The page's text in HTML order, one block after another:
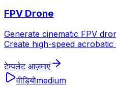
FPV Drone
Generate cinematic FPV
Create high-speed
टेम्पलेट आज़माएं
वीडियोmedium